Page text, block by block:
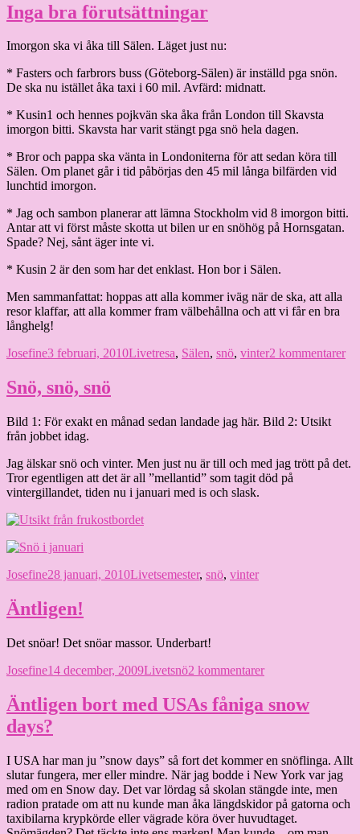
Inga bra förutsättningar
Imorgon ska vi åka till Sälen. Läget just nu:
* Fasters och farbrors buss (Göteborg-Sälen) är inställd pga snön.
De ska nu istället åka taxi i 60 mil. Avfärd: midnatt.
* Kusin1 och hennes pojkvän ska åka från London till Skavsta
imorgon bitti. Skavsta har varit stängt pga snö hela dagen.
* Bror och pappa ska vänta in Londoniterna för att sedan köra till
Sälen. Om planet går i tid påbörjas den 45 mil långa bilfärden vid
lunchtid imorgon.
* Jag och sambon planerar att lämna Stockholm vid 8 imorgon bitti.
Antar att vi först måste skotta ut bilen ur en snöhög på Hornsgatan.
Spade? Nej, sånt äger inte vi.
* Kusin 2 är den som har det enklast. Hon bor i Sälen.
Men sammanfattat: hoppas att alla kommer iväg när de ska, att alla
resor klaffar, att alla kommer fram välbehållna och att vi får en bra
långhelg!
Författare
JosefinePublicerat
3 februari, 2010Kategorier
LivetEtiketter
resa, Sälen, snö, vinter2 kommentarertill
Snö, snö, snö
Bild 1: För exakt en månad sedan landade jag här. Bild 2: Utsikt
från jobbet idag.
Jag älskar snö och vinter. Men just nu är till och med jag trött på det.
Tror egentligen att det är all ”mellantid” som tagit död på
vintergillandet, tiden nu i januari med is och slask.
Författare
JosefinePublicerat
28 januari, 2010Kategorier
LivetEtiketter
semester, snö, vinter
Äntligen!
Det snöar! Det snöar massor. Underbart!
Författare
JosefinePublicerat
14 december, 2009Kategorier
LivetEtiketter
snö2 kommentarertill
Äntligen bort med USAs fåniga snow
days?
I USA har man ju ”snow days” så fort det kommer en snöflinga. Allt
slutar fungera, mer eller mindre. När jag bodde i New York var jag
med om en Snow day. Det var lördag så skolan stängde inte, men
radion pratade om att nu kunde man åka längdskidor på gatorna och
taxibilarna krypkörde eller vägrade köra över huvudtaget.